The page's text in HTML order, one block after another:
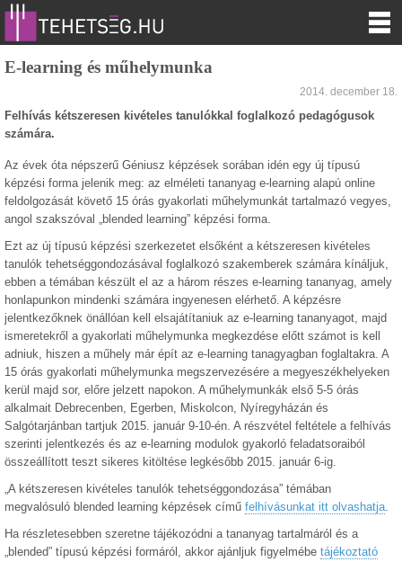
E-learning és műhelymunka
2014. december 18.
Felhívás kétszeresen kivételes tanulókkal foglalkozó pedagógusok
számára.
Az évek óta népszerű Géniusz képzések sorában idén egy új típusú
képzési forma jelenik meg: az elméleti tananyag e-learning alapú online
feldolgozását követő 15 órás gyakorlati műhelymunkát tartalmazó vegyes,
angol szakszóval „blended learning” képzési forma.
Ezt az új típusú képzési szerkezetet elsőként a kétszeresen kivételes
tanulók tehetséggondozásával foglalkozó szakemberek számára kínáljuk,
ebben a témában készült el az a három részes e-learning tananyag, amely
honlapunkon mindenki számára ingyenesen elérhető. A képzésre
jelentkezőknek önállóan kell elsajátítaniuk az e-learning tananyagot, majd
ismeretekről a gyakorlati műhelymunka megkezdése előtt számot is kell
adniuk, hiszen a műhely már épít az e-learning tanagyagban foglaltakra. A
15 órás gyakorlati műhelymunka megszervezésére a megyeszékhelyeken
kerül majd sor, előre jelzett napokon. A műhelymunkák első 5-5 órás
alkalmait Debrecenben, Egerben, Miskolcon, Nyíregyházán és
Salgótarjánban tartjuk 2015. január 9-10-én. A részvétel feltétele a felhívás
szerinti jelentkezés és az e-learning modulok gyakorló feladatsoraiból
összeállított teszt sikeres kitöltése legkésőbb 2015. január 6-ig.
„A kétszeresen kivételes tanulók tehetséggondozása” témában
megvalósuló blended learning képzések című felhívásunkat itt olvashatja.
Ha részletesebben szeretne tájékozódni a tananyag tartalmáról és a
„blended” típusú képzési formáról, akkor ajánljuk figyelmébe tájékoztató